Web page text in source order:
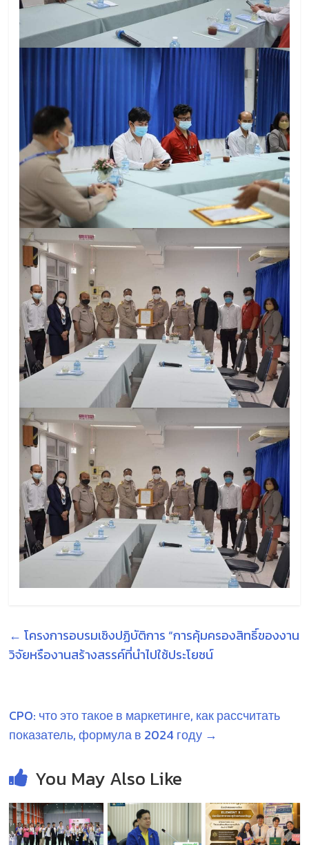
← โครงการอบรมเชิงปฏิบัติการ “การคุ้มครองสิทธิ์ของงาน
วิจัยหรืองานสร้างสรรค์ที่นำไปใช้ประโยชน์
CPO: что это такое в маркетинге, как рассчитать
показатель, формула в 2024 году →
You May Also Like